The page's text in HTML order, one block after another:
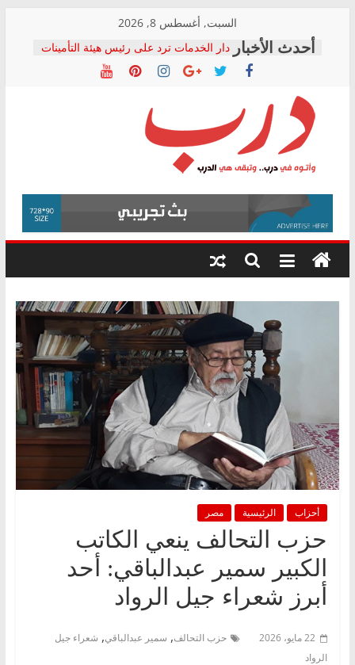
content
السبت, أغسطس 8, 2026
دار الخدمات ترد على رئيس هيئة التأمينات
بعد مؤتمره الصحفي: إنكار الأزمة لا ينهي
معاناة أصحاب المعاشات.. ونطالب بكشف
فرحات سليمان يكتب: القطاع الصحي إلى
أين؟
حزب التحالف الشعبي يطلق لجنة “الحق
في الصحة” بالإسكندرية لرصد الانتهاكات
ودعم المرضى
الوزاري لمدينة الصحفيين.. وانتهاء أعمال
إنشاء المبنى الإداري
المجلس القومي لحقوق الإنسان يعلن
متابعة قضية الدكتور محمد زهران.. ويؤكد:
قرينة البراءة وضمانات المحاكمة العادلة
درب
وأتوه
درب..
وتبقى
هي
أحزاب الرئيسية مصر
حزب التحالف ينعي الكاتب
الكبير سمير عبدالباقي: أحد
أبرز شعراء جيل الرواد
22 مايو، 2026 حزب التحالف, سمير عبدالباقي, شعراء جيل
الرواد